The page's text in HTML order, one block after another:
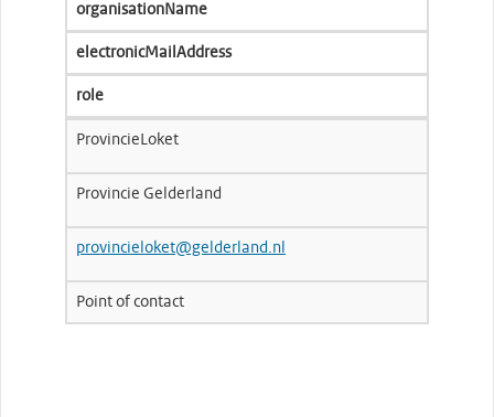
organisationName
electronicMailAddress
role
ProvincieLoket
Provincie Gelderland
provincieloket@gelderland.nl
Point of contact